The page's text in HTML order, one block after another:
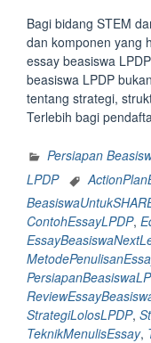
Bagi bidang STEM
dan komponen yang
essay beasiswa
beasiswa LPDP
tentang strategi,
Terlebih bagi
Persiapan
LPDP
ContohEssayLPDP,
StrategiLolosLPDP,
TeknikMenulisEssay,